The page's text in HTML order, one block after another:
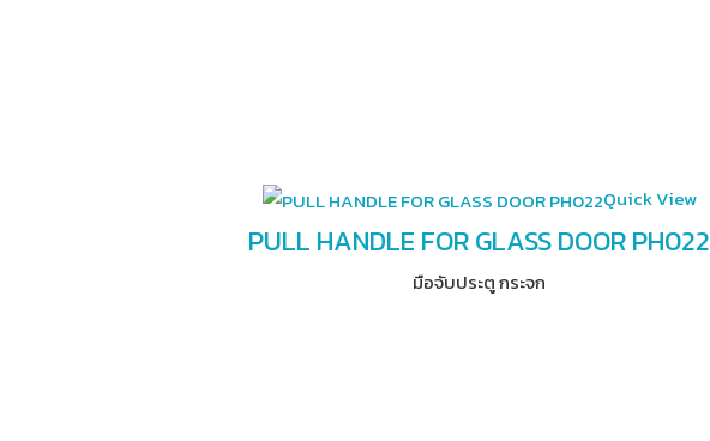
Quick View
PULL HANDLE FOR GLASS DOOR PH022
มือจับประตู กระจก